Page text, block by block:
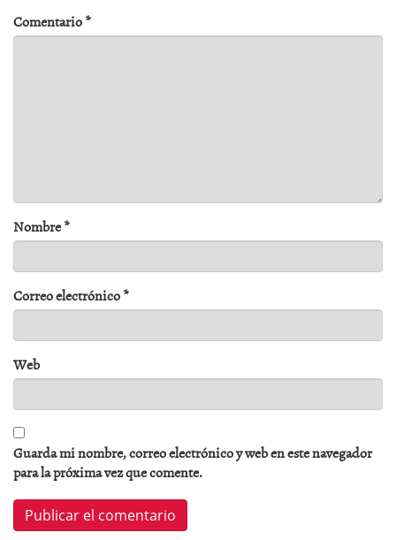
Comentario*
Nombre*
Correo electrónico*
Web
Guarda mi nombre, correo electrónico y web en este navegador
para la próxima vez que comente.